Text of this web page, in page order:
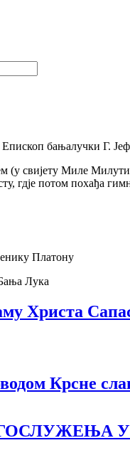
бањалучки Г.
(у свијету Миле
гдје потом похађа
Платону
Лука
Христа
Крсне
У